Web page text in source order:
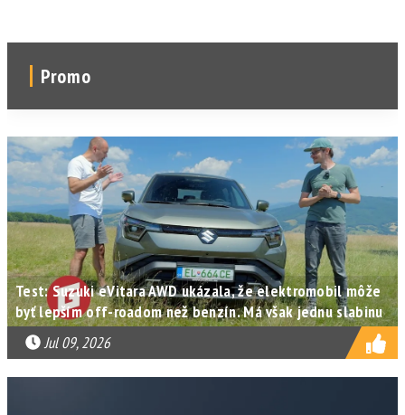
Promo
Test: Suzuki eVitara AWD ukázala, že elektromobil môže
byť lepším off-roadom než benzín. Má však jednu slabinu
Jul 09, 2026